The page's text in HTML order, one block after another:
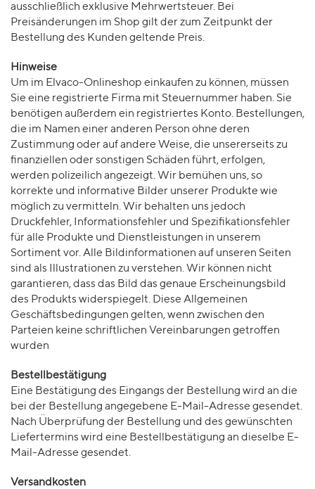
ausschließlich exklusive Mehrwertsteuer. Bei
Preisänderungen im Shop gilt der zum Zeitpunkt der
Bestellung des Kunden geltende Preis.
Hinweise
Um im Elvaco-Onlineshop einkaufen zu können, müssen
Sie eine registrierte Firma mit Steuernummer haben. Sie
benötigen außerdem ein registriertes Konto. Bestellungen,
die im Namen einer anderen Person ohne deren
Zustimmung oder auf andere Weise, die unsererseits zu
finanziellen oder sonstigen Schäden führt, erfolgen,
werden polizeilich angezeigt. Wir bemühen uns, so
korrekte und informative Bilder unserer Produkte wie
möglich zu vermitteln. Wir behalten uns jedoch
Druckfehler, Informationsfehler und Spezifikationsfehler
für alle Produkte und Dienstleistungen in unserem
Sortiment vor. Alle Bildinformationen auf unseren Seiten
sind als Illustrationen zu verstehen. Wir können nicht
garantieren, dass das Bild das genaue Erscheinungsbild
des Produkts widerspiegelt. Diese Allgemeinen
Geschäftsbedingungen gelten, wenn zwischen den
Parteien keine schriftlichen Vereinbarungen getroffen
wurden
Bestellbestätigung
Eine Bestätigung des Eingangs der Bestellung wird an die
bei der Bestellung angegebene E-Mail-Adresse gesendet.
Nach Überprüfung der Bestellung und des gewünschten
Liefertermins wird eine Bestellbestätigung an dieselbe E-
Mail-Adresse gesendet.
Versandkosten